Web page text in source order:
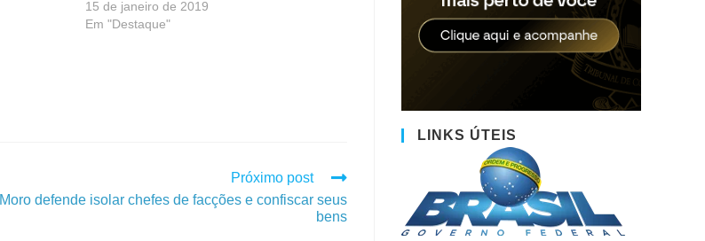
15 de janeiro de 2019
Em "Destaque"
Próximo post
Moro defende isolar chefes de facções e confiscar seus
bens
LINKS ÚTEIS